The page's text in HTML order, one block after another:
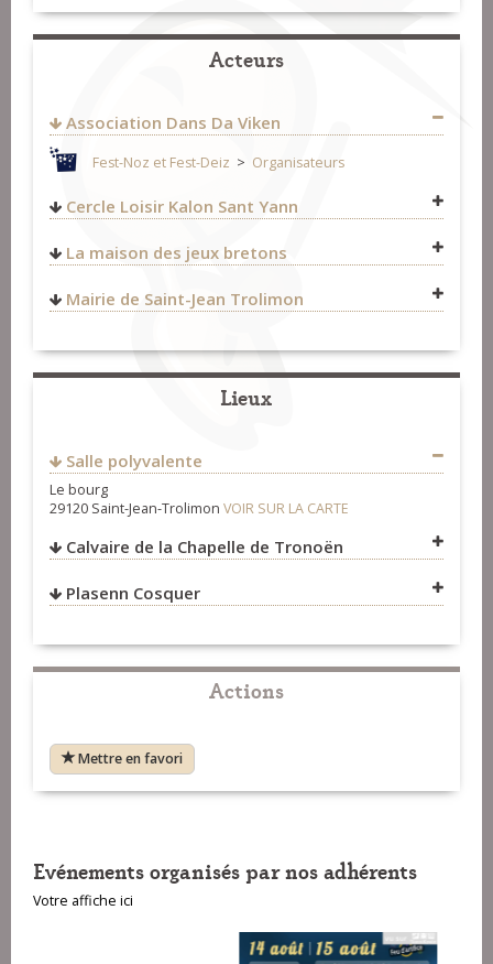
Acteurs
Association Dans Da Viken
Fest-Noz et Fest-Deiz > Organisateurs
Cercle Loisir Kalon Sant Yann
yoannlecossec29@gmail.com
Fest-Noz et Fest-Deiz> Organisateurs
Bagad & cercles celtiques>Cercles celtiques
La maison des jeux bretons
Fest-Noz et Fest-Deiz > Organisateurs
Mairie de Saint-Jean Trolimon
Lieux
Salle polyvalente
Le bourg
29120 Saint-Jean-Trolimon VOIR SUR LA CARTE
Calvaire de la Chapelle de Tronoën
Plasenn Cosquer
VOIR SUR LA CARTE
Actions
Mettre en favori
Evénements organisés par nos adhérents
Votre affiche ici